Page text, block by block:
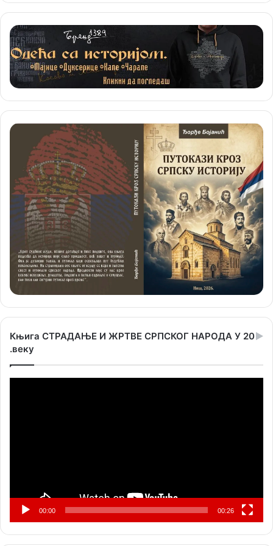
Књига СТРАДАЊЕ И ЖРТВЕ СРПСКОГ НАРОДА У 20
.веку
00:00 00:26